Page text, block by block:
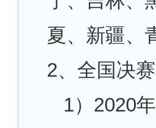
夏、新疆、
2、全国决赛
1） 2020